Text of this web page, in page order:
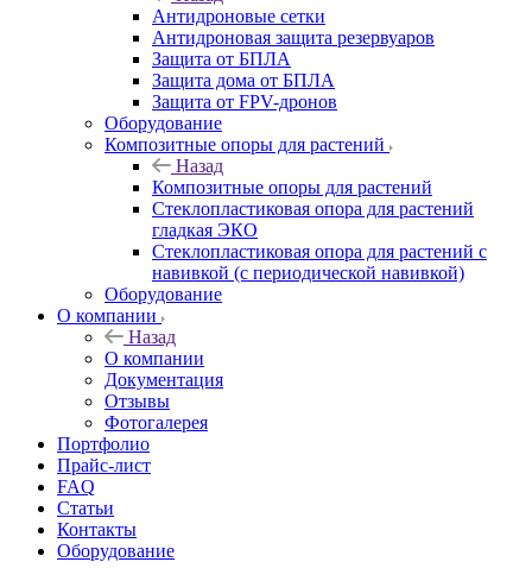
Антидроновые сетки
Антидроновая защита резервуаров
Защита от БПЛА
Защита дома от БПЛА
Защита от FPV-дронов
Оборудование
Композитные опоры для растений
Назад
Композитные опоры для растений
Стеклопластиковая опора для растений
гладкая ЭКО
Стеклопластиковая опора для растений с
навивкой (с периодической навивкой)
Оборудование
О компании
Назад
О компании
Документация
Отзывы
Фотогалерея
Портфолио
Прайс-лист
FAQ
Статьи
Контакты
Оборудование